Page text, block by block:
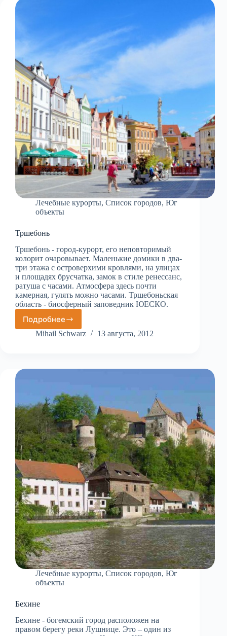
Лечебные курорты, Список городов, Юг
объекты
Тршебонь
Тршебонь - город-курорт, его неповторимый
колорит очаровывает. Маленькие домики в два-
три этажа с островерхими кровлями, на улицах
и площадях брусчатка, замок в стиле ренессанс,
ратуша с часами. Атмосфера здесь почти
камерная, гулять можно часами. Тршебоньская
область - биосферный заповедник ЮЕСКО.
ПодробнееТршебонь
Mihail Schwarz 13 августа, 2012
Лечебные курорты, Список городов, Юг
объекты
Бехине
Бехине - богемский город расположен на
правом берегу реки Лушнице. Это – один из